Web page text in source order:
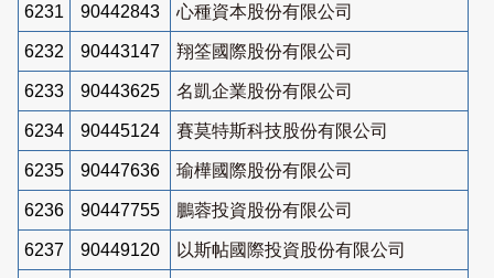
6231 90442843 心種資本股份有限公司
6232 90443147 翔筌國際股份有限公司
6233 90443625 名凱企業股份有限公司
6234 90445124 賽莫特斯科技股份有限公司
6235 90447636 瑜樺國際股份有限公司
6236 90447755 鵬蓉投資股份有限公司
6237 90449120 以斯帖國際投資股份有限公司